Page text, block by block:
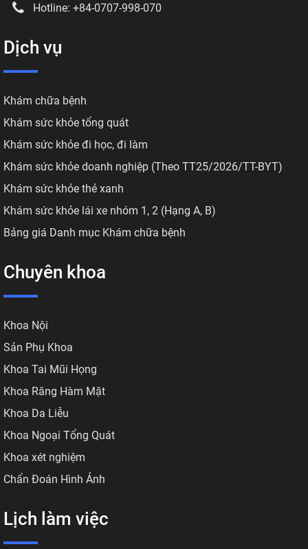
Hotline: +84-0707-998-070
Dịch vụ
Khám chữa bệnh
Khám sức khỏe tổng quát
Khám sức khỏe đi học, đi làm
Khám sức khỏe doanh nghiệp (Theo TT25/2026/TT-BYT)
Khám sức khỏe thẻ xanh
Khám sức khỏe lái xe nhóm 1, 2 (Hạng A, B)
Bảng giá Danh mục Khám chữa bệnh
Chuyên khoa
Khoa Nội
Sản Phụ Khoa
Khoa Tai Mũi Họng
Khoa Răng Hàm Mặt
Khoa Da Liễu
Khoa Ngoại Tổng Quát
Khoa xét nghiệm
Chẩn Đoán Hình Ảnh
Lịch làm việc